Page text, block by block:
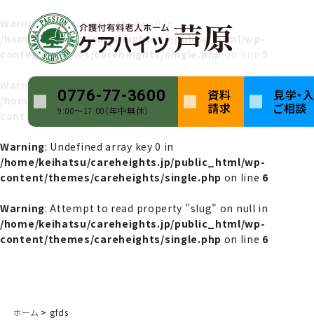
0776-77-3600
9:00〜17:00（年中無休）
資料
請求
見学・
ご相談
Warning: Undefined array key 0 in
/home/keihatsu/careheights.jp/public_html/wp-
content/themes/careheights/single.phpon line
Warning
/home/keihatsu/careheights.jp/public_html/wp-
content/themes/careheights/single.phpon line
Warning: Undefined array key 0 in
/home/keihatsu/careheights.jp/public_html/wp-
content/themes/careheights/single.php on line 6
Warning: Attempt to read property "slug" on null in
/home/keihatsu/careheights.jp/public_html/wp-
content/themes/careheights/single.php on line 6
ホーム gfds